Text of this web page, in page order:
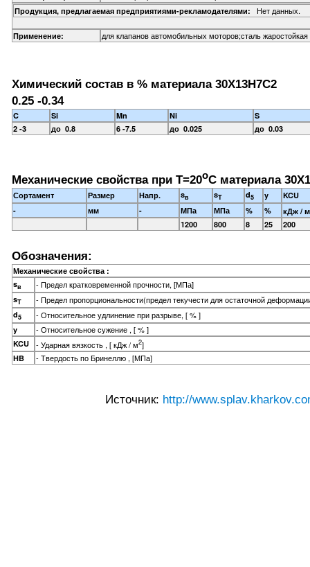
Продукция, предлагаемая предприятиями-рекламодателями: Нет данных.
Применение: для клапанов автомобильных моторов;сталь жаростойкая
Химический состав в % материала 30Х13Н7С2
0.25 -0.34
C Si Mn Ni
S
2 -3
до 0.8 6 -7.5 до 0.025 до 0.03
Механические свойства при Т=20oС материала
Сортамент Размер Напр. sв sT d5 y
KCU
-
мм - МПа МПа % %
кДж / м
1200
800 8 25 200
Обозначения:
Механические свойства :
sв - Предел кратковременной прочности, [МПа]
sT - Предел пропорциональности(предел текучести для остаточной
d5 - Относительное удлинение при разрыве, [ % ]
y - Относительное сужение , [ % ]
KCU - Ударная вязкость , [ кДж / м2]
HB - Твердость по Бринеллю , [МПа]
Источник: http://